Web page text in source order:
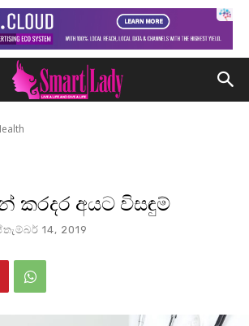
අයට විසඳුම්
14, 2019